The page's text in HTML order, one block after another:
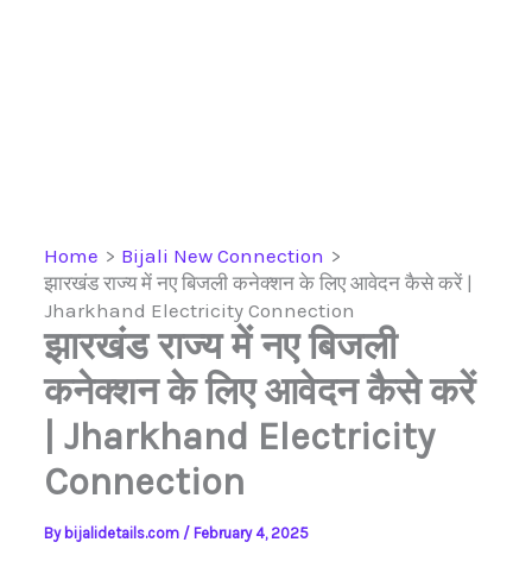
Home
Bijali New Connection
झारखंड राज्य में नए बिजली कनेक्शन के लिए आवेदन कैसे करें |
Jharkhand Electricity Connection
झारखंड राज्य में नए बिजली
कनेक्शन के लिए आवेदन कैसे करें
| Jharkhand Electricity
Connection
By bijalidetails.com / February 4, 2025